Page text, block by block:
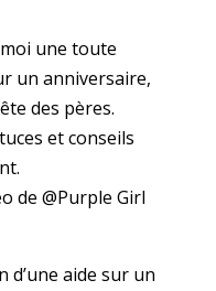
une toute
un anniversaire,
des pères.
et conseils
de @Purple Girl
d’une aide sur un